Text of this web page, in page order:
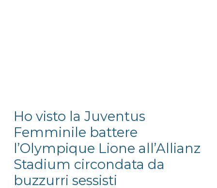
Ho visto la Juventus
Femminile battere
l’Olympique Lione all’Allianz
Stadium circondata da
buzzurri sessisti